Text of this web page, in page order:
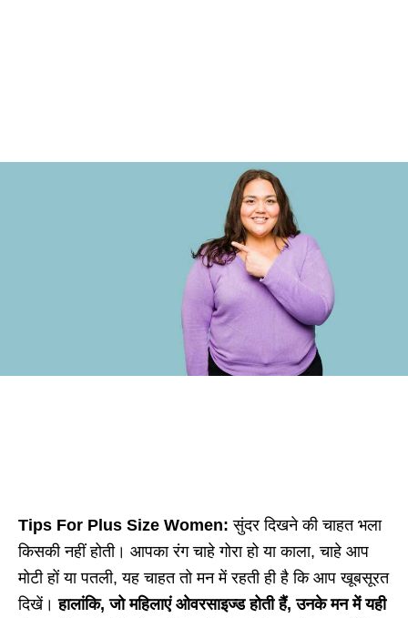
Tips For Plus Size Women: सुंदर दिखने की चाहत भला
किसकी नहीं होती। आपका रंग चाहे गोरा हो या काला, चाहे आप
मोटी हों या पतली, यह चाहत तो मन में रहती ही है कि आप खूबसूरत
दिखें।हालांकि, जो महिलाएं ओवरसाइज्ड होती हैं, उनके मन में यही